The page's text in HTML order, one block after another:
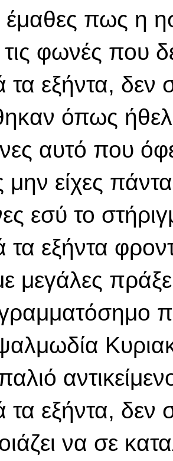
έμαθες πως η
φωνές που
τα εξήντα, δεν
όπως
αυτό που
μην είχες
εσύ το
τα εξήντα
μεγάλες
τα εξήντα, δεν
να σε